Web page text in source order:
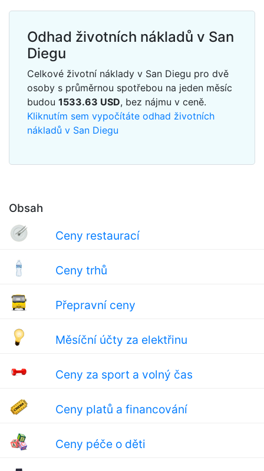
Obsah
Ceny restaurací
Ceny trhů
Přepravní ceny
Měsíční účty za elektřinu
Ceny za sport a volný čas
Ceny platů a financování
Ceny péče o děti
Odhad životních nákladů v San
Diegu
Celkové životní náklady v San Diegu pro dvě
osoby s průměrnou spotřebou na jeden měsíc
budou 1533.63 USD, bez nájmu v ceně.
Kliknutím sem vypočítáte odhad životních
nákladů v San Diegu